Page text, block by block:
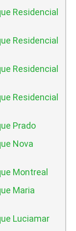
Residencial
Residencial
Residencial
Residencial
Prado
Nova
Montreal
Maria
Luciamar